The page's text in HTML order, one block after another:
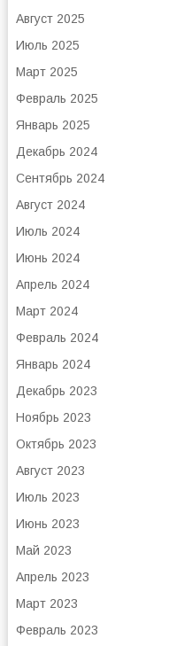
Август 2025
Июль 2025
Март 2025
Февраль 2025
Январь 2025
Декабрь 2024
Сентябрь 2024
Август 2024
Июль 2024
Июнь 2024
Апрель 2024
Март 2024
Февраль 2024
Январь 2024
Декабрь 2023
Ноябрь 2023
Октябрь 2023
Август 2023
Июль 2023
Июнь 2023
Май 2023
Апрель 2023
Март 2023
Февраль 2023